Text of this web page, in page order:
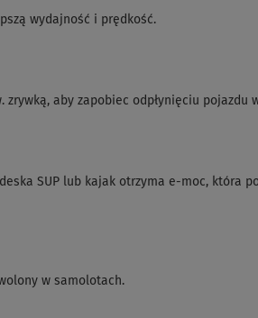
wydajność i prędkość.
aby zapobiec odpłynięciu pojazdu
SUP lub kajak otrzyma e-moc, która
w samolotach.